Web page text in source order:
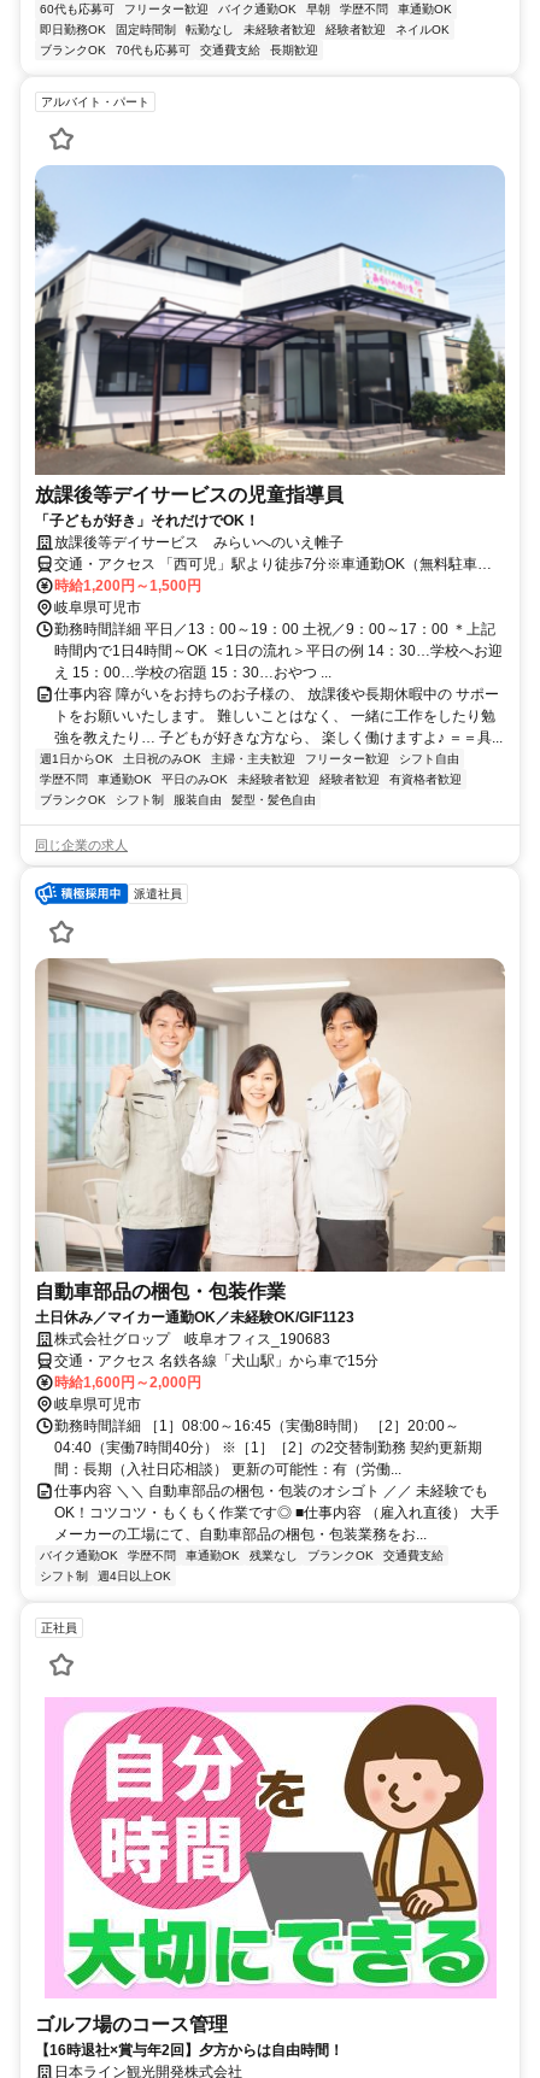
60代も応募可
フリーター歓迎 バイク通勤OK 早朝 学歴不問
車通勤OK
即日勤務OK
固定時間制 転勤なし 未経験者歓迎 経験者歓迎
ネイルOK
ブランクOK
70代も応募可 交通費支給 長期歓迎
アルバイト・パート
放課後等デイサービスの児童指導員
「子どもが好き」それだけでOK！
放課後等デイサービス みらいへのいえ帷子
交通・アクセス 「西可児」駅より徒歩7分※車通勤OK（無料駐車場
完備）
時給1,200円～1,500円
岐阜県可児市
勤務時間詳細 平日／13：00～19：00 土祝／9：00～17：00 ＊上記
時間内で1日4時間～OK ＜1日の流れ＞平日の例 14：30…学校へお迎
え 15：00…学校の宿題 15：30…おやつ ...
仕事内容 障がいをお持ちのお子様の、 放課後や長期休暇中の サポー
トをお願いいたします。 難しいことはなく、 一緒に工作をしたり勉
強を教えたり… 子どもが好きな方なら、 楽しく働けますよ♪ ＝＝具...
週1日からOK 土日祝のみOK 主婦・主夫歓迎 フリーター歓迎
シフト自由
学歴不問
車通勤OK 平日のみOK 未経験者歓迎 経験者歓迎
有資格者歓迎
ブランクOK
シフト制 服装自由 髪型・髪色自由
同じ企業の求人
派遣社員
自動車部品の梱包・包装作業
土日休み／マイカー通勤OK／未経験OK/GIF1123
株式会社グロップ 岐阜オフィス_190683
交通・アクセス 名鉄各線「犬山駅」から車で15分
時給1,600円～2,000円
岐阜県可児市
勤務時間詳細 ［1］08:00～16:45（実働8時間） ［2］20:00～
04:40（実働7時間40分） ※［1］［2］の2交替制勤務 契約更新期
間：長期（入社日応相談） 更新の可能性：有（労働...
仕事内容 ＼＼ 自動車部品の梱包・包装のオシゴト ／／ 未経験でも
OK！コツコツ・もくもく作業です◎ ■仕事内容 （雇入れ直後） 大手
メーカーの工場にて、自動車部品の梱包・包装業務をお...
バイク通勤OK 学歴不問 車通勤OK 残業なし ブランクOK
交通費支給
シフト制
週4日以上OK
正社員
ゴルフ場のコース管理
【16時退社×賞与年2回】夕方からは自由時間！
日本ライン観光開発株式会社